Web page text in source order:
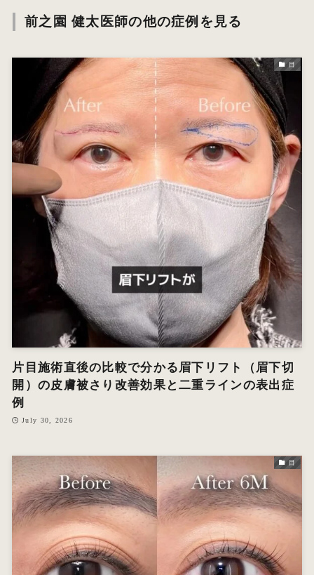
前之園 健太医師の他の症例を見る
目
片目施術直後の比較で分かる眉下リフト（眉下切
開）の皮膚被さり改善効果と二重ラインの表出症
例
July 30, 2026
目